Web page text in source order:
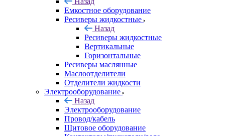
Емкостное оборудование
Ресиверы жидкостные
Назад
Ресиверы жидкостные
Вертикальные
Горизонтальные
Ресиверы маслянные
Маслоотделители
Отделители жидкости
Электрооборудование
Назад
Электрооборудование
Провод/кабель
Щитовое оборудование